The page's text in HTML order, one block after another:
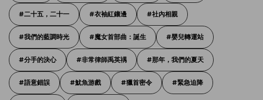
二十五，二十一 衣袖紅鑲邊 社內相親
我們的藍調時光 魔女首部曲：誕生 嬰兒轉運站
分手的決心 非常律師禹英禑 那年，我們的夏天
語意錯誤 魷魚游戲 獵首密令 緊急迫降